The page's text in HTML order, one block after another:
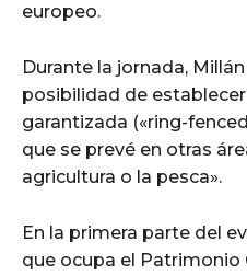
europeo.
Durante la jornada,
posibilidad de
garantizada («ring-
que se prevé en otras
agricultura o la pesca».
En la primera parte del
que ocupa el Patrimonio